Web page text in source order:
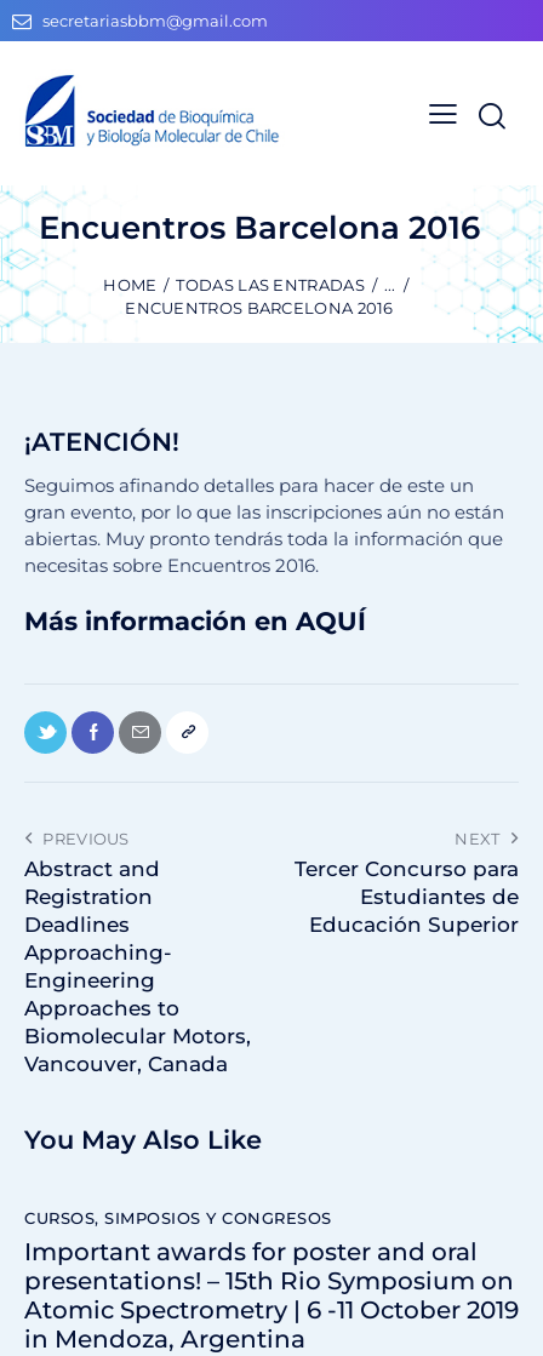
secretariasbbm@gmail.com
Encuentros Barcelona 2016
HOME TODAS LAS ENTRADAS
...
ENCUENTROS BARCELONA 2016
¡ATENCIÓN!
Seguimos afinando detalles para hacer de este un
gran evento, por lo que las inscripciones aún no están
abiertas. Muy pronto tendrás toda la información que
necesitas sobre Encuentros 2016.
Más información en AQUÍ
PREVIOUS
Abstract and
Registration
Deadlines
Approaching-
Engineering
Approaches to
Biomolecular Motors,
Vancouver, Canada
NEXT
Tercer Concurso para
Estudiantes de
Educación Superior
You May Also Like
CURSOS, SIMPOSIOS Y CONGRESOS
Important awards for poster and oral
presentations! – 15th Rio Symposium on
Atomic Spectrometry | 6 -11 October 2019
in Mendoza, Argentina